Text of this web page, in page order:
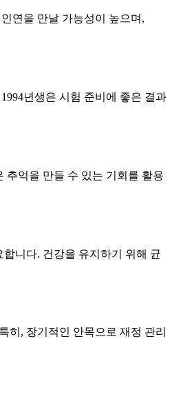
연을 만날 가능성이 높으며,
년생은 시험 준비에 좋은 결과
추억을 만들 수 있는 기회를 활용
니다. 건강을 유지하기 위해 균
히, 장기적인 안목으로 재정 관리